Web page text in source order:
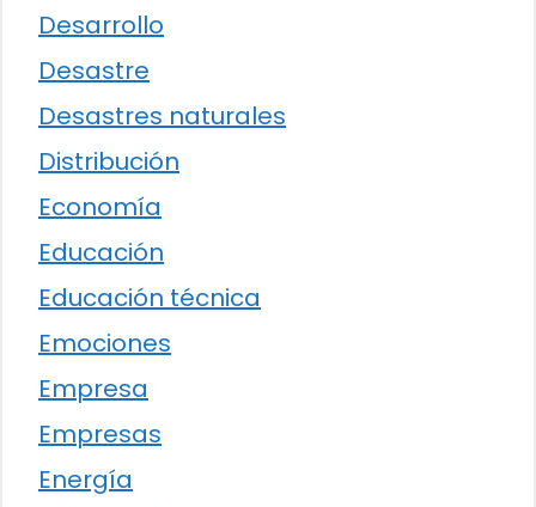
Desarrollo
Desastre
Desastres naturales
Distribución
Economía
Educación
Educación técnica
Emociones
Empresa
Empresas
Energía